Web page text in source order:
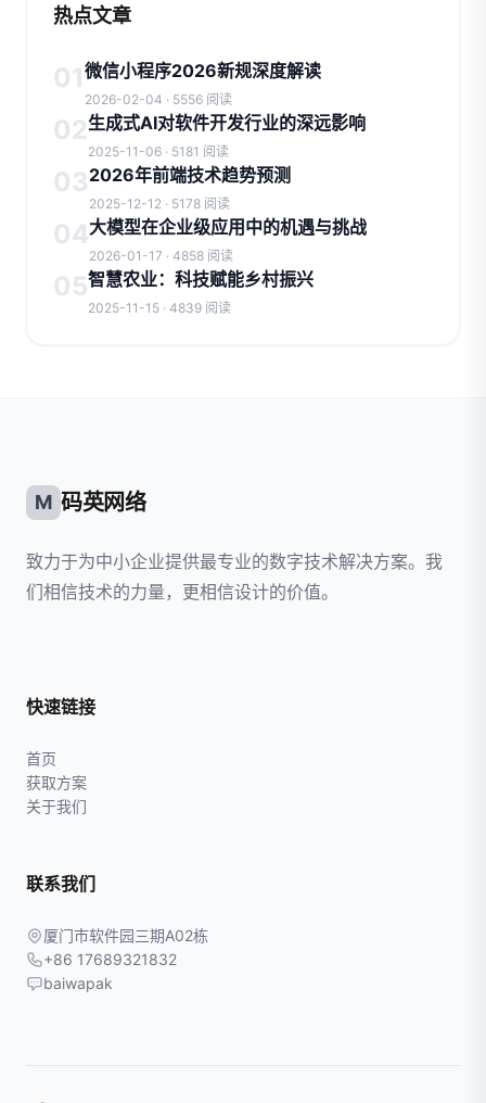
热点文章
01微信小程序2026新规深度解读
2026-02-04 · 5556 阅读
02生成式AI对软件开发行业的深远影响
2025-11-06 · 5181 阅读
032026年前端技术趋势预测
2025-12-12 · 5178 阅读
04大模型在企业级应用中的机遇与挑战
2026-01-17 · 4858 阅读
05智慧农业：科技赋能乡村振兴
2025-11-15 · 4839 阅读
M 码英网络
致力于为中小企业提供最专业的数字技术解决方案。我
们相信技术的力量，更相信设计的价值。
快速链接
首页
获取方案
关于我们
联系我们
厦门市软件园三期A02栋
+86 17689321832
baiwapak